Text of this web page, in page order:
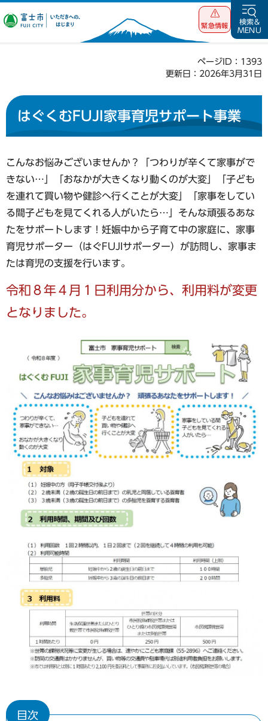
富士市 いただ
緊急情報
検索&
MENU
ページID：1393
更新日：2026年3月31日
はぐくむFUJI家事育児サポート事業
こんなお悩みございませんか？「つわりが辛くて家事がで
きない…」「おなかが大きくなり動くのが大変」「子ども
を連れて買い物や健診へ行くことが大変」「家事をしてい
る間子どもを見てくれる人がいたら…」そんな頑張るあな
たをサポートします！妊娠中から子育て中の家庭に、家事
育児サポーター（はぐFUJIサポーター）が訪問し、家事ま
たは育児の支援を行います。
令和８年４月１日利用分から、利用料が変更
となりました。
目次